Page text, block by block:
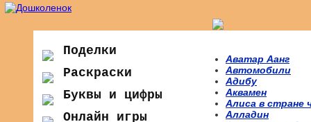
Поделки
Раскраски
Буквы и цифры
Онлайн игры
Аватар Аанг
Автомобили
Адибу
Аквамен
Алиса в стране
Алладин